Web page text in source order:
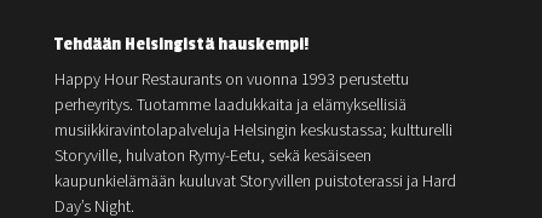
Tehdään Helsingistä hauskempi!
Happy Hour Restaurants on vuonna 1993 perustettu
perheyritys. Tuotamme laadukkaita ja elämyksellisiä
musiikkiravintolapalveluja Helsingin keskustassa; kultturelli
Storyville, hulvaton Rymy-Eetu, sekä kesäiseen
kaupunkielämään kuuluvat Storyvillen puistoterassi ja Hard
Day’s Night.